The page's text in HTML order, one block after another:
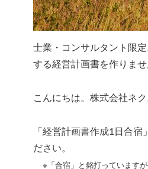
士業・コンサルタント限
する経営計画書を作りませ
こんにちは。株式会社ネ
「経営計画書作成1日合
ださい。
※「合宿」と銘打っていますが